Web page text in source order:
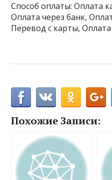
Способ оплаты: Оплата
Оплата через банк,
Перевод с карты,
Похожие Записи: